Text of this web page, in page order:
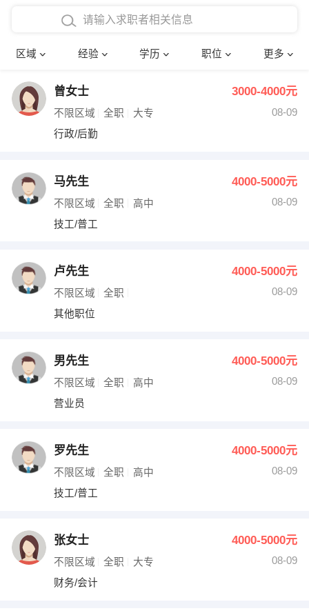
区域 经验 学历 职位 更多
在校学生工作经验
四年以上工作经验
五年以上工作经验
博士
文员 护士
财务会计
网络IT
收银员
水电/机修
编辑 法律
其他职位
确定
曾女士 3000-4000元
不限区域 全职 大专
08-09
行政/后勤
马先生 4000-5000元
不限区域 全职 高中
08-09
技工/普工
卢先生 4000-5000元
不限区域 全职
08-09
其他职位
男先生 4000-5000元
不限区域 全职 高中
08-09
营业员
罗先生 4000-5000元
不限区域 全职 高中
08-09
技工/普工
张女士 4000-5000元
不限区域 全职 大专
08-09
财务/会计